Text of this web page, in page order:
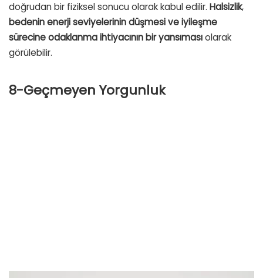
doğrudan bir fiziksel sonucu olarak kabul edilir. Halsizlik,
bedenin enerji seviyelerinin düşmesi ve iyileşme
sürecine odaklanma ihtiyacının bir yansımasıolarak
görülebilir.
8-Geçmeyen Yorgunluk